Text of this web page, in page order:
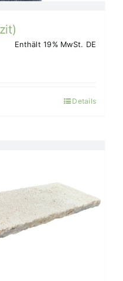
Enthält 19% MwSt. DE
Details